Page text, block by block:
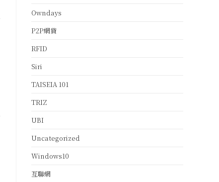
Owndays
P2P網貸
RFID
Siri
TAISEIA 101
TRIZ
UBI
Uncategorized
Windows10
互聯網